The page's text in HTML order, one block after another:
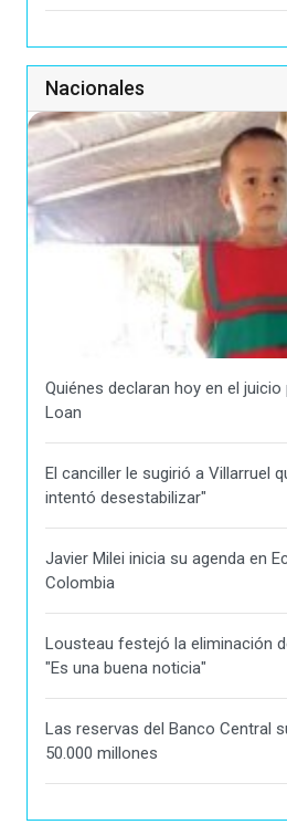
Nacionales
Quiénes declaran hoy en el
Loan
El canciller le sugirió a Villarruel
intentó desestabilizar"
Javier Milei inicia su agenda en
Colombia
Lousteau festejó la eliminación
"Es una buena noticia"
Las reservas del Banco Central
50.000 millones